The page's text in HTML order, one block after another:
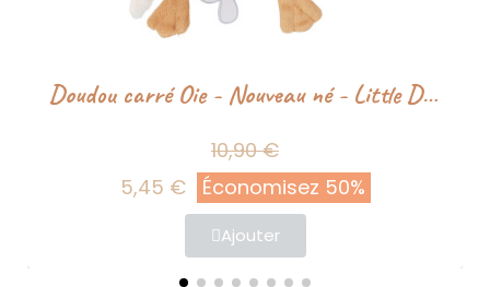
Doudou carré Oie - Nouveau né - Little Dutch
10,90 €
5,45 €
Économisez 50%
Ajouter